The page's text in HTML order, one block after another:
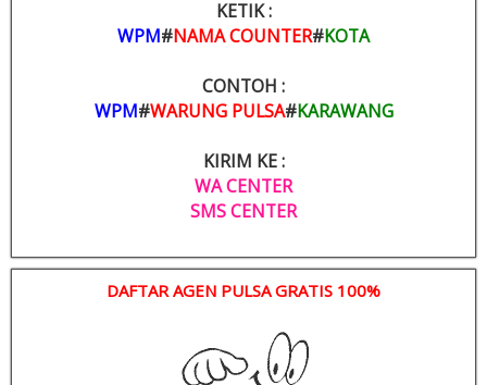
KETIK :
WPM#NAMA COUNTER#KOTA
CONTOH :
WPM#WARUNG PULSA#KARAWANG
KIRIM KE :
WA CENTER
SMS CENTER
DAFTAR AGEN PULSA GRATIS 100%